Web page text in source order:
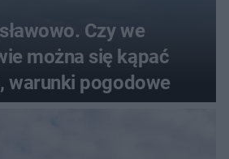
Czy we
można się kąpać
warunki pogodowe